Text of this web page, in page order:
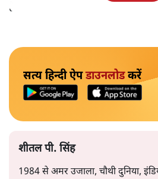
है।
सत्य हिन्दी ऐपडाउनलोडकरें
शीतल पी. सिंह
1984 से अमर उजाला, चौथी दुनिया,